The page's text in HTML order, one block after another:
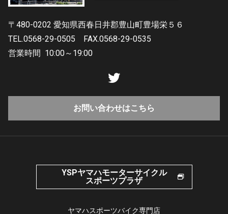
〒480-0202 愛知県西春日井郡豊山町豊場栄５６
TEL.0568-29-0505
FAX.0568-29-0535
営業時間 10:00～19:00
お問い合わせはこちら
YSPヤマハモーターサイクル
スポーツプラザ
ヤマハスポーツバイク専門店